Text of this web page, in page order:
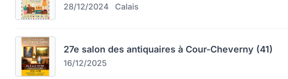
28/12/2024 Calais
27e salon des antiquaires à Cour-Cheverny (41)
16/12/2025